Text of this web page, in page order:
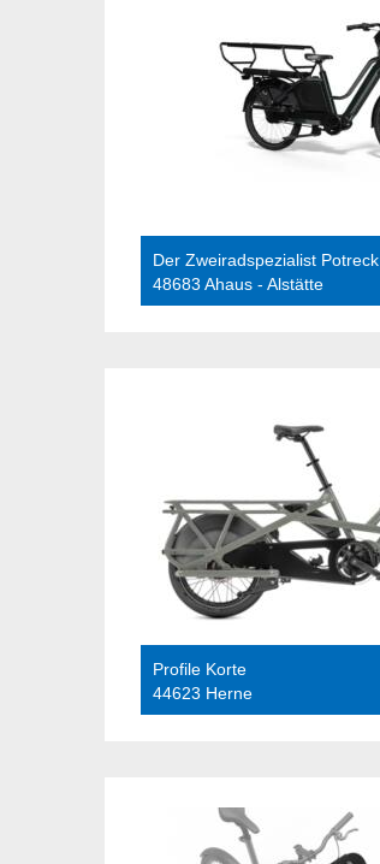
Der Zweiradspezialist Potreck
48683 Ahaus - Alstätte
Profile Korte
44623 Herne